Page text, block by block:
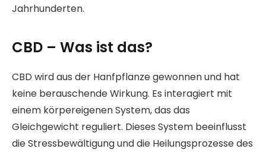
Jahrhunderten.
CBD – Was ist das?
CBD wird aus der Hanfpflanze gewonnen und hat
keine berauschende Wirkung. Es interagiert mit
einem körpereigenen System, das das
Gleichgewicht reguliert. Dieses System beeinflusst
die Stressbewältigung und die Heilungsprozesse des